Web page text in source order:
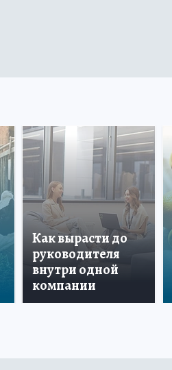
Как вырасти до
руководителя
внутри одной
компании